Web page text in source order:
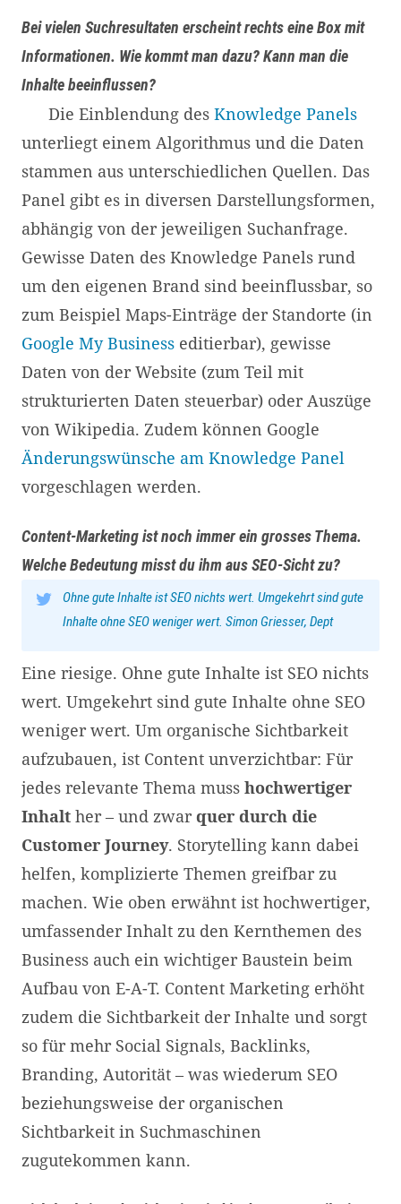
Bei vielen Suchresultaten erscheint rechts eine Box mit
Informationen. Wie kommt man dazu? Kann man die
Inhalte beeinflussen?
Die Einblendung des Knowledge Panels
unterliegt einem Algorithmus und die Daten
stammen aus unterschiedlichen Quellen. Das
Panel gibt es in diversen Darstellungsformen,
abhängig von der jeweiligen Suchanfrage.
Gewisse Daten des Knowledge Panels rund
um den eigenen Brand sind beeinflussbar, so
zum Beispiel Maps-Einträge der Standorte (in
Google My Business editierbar), gewisse
Daten von der Website (zum Teil mit
strukturierten Daten steuerbar) oder Auszüge
von Wikipedia. Zudem können Google
Änderungswünsche am Knowledge Panel
vorgeschlagen werden.
Content-Marketing ist noch immer ein grosses Thema.
Welche Bedeutung misst du ihm aus SEO-Sicht zu?
Ohne gute Inhalte ist SEO nichts wert. Umgekehrt sind gute
Inhalte ohne SEO weniger wert. Simon Griesser, Dept
Eine riesige. Ohne gute Inhalte ist SEO nichts
wert. Umgekehrt sind gute Inhalte ohne SEO
weniger wert. Um organische Sichtbarkeit
aufzubauen, ist Content unverzichtbar: Für
jedes relevante Thema muss hochwertiger
Inhalt her – und zwarquer durch die
Customer Journey. Storytelling kann dabei
helfen, komplizierte Themen greifbar zu
machen. Wie oben erwähnt ist hochwertiger,
umfassender Inhalt zu den Kernthemen des
Business auch ein wichtiger Baustein beim
Aufbau von E-A-T. Content Marketing erhöht
zudem die Sichtbarkeit der Inhalte und sorgt
so für mehr Social Signals, Backlinks,
Branding, Autorität – was wiederum SEO
beziehungsweise der organischen
Sichtbarkeit in Suchmaschinen
zugutekommen kann.